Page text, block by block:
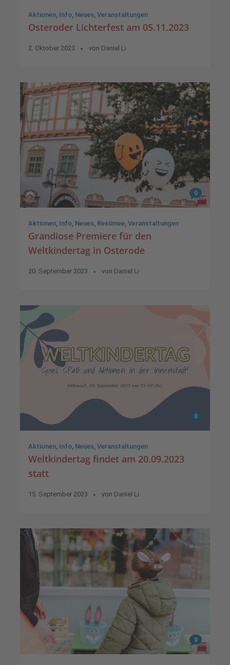
Aktionen Info Neues Veranstaltungen
Osteroder Lichterfest am 05.11.2023
2. Oktober 2023 von Daniel Li
0
Aktionen, Info, Neues, Resümee, Veranstaltungen
Grandiose Premiere für den
Weltkindertag in Osterode
20. September 2023 von Daniel Li
0
Aktionen, Info, Neues, Veranstaltungen
Weltkindertag findet am 20.09.2023
statt
15. September 2023 von Daniel Li
0